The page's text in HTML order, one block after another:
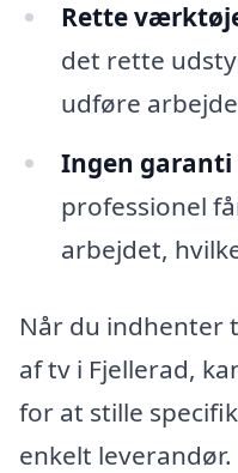
Rette
det rette
udføre
Ingen garanti
professionel
arbejdet,
Når du indhenter
af tv i Fjellerad,
for at stille
enkelt